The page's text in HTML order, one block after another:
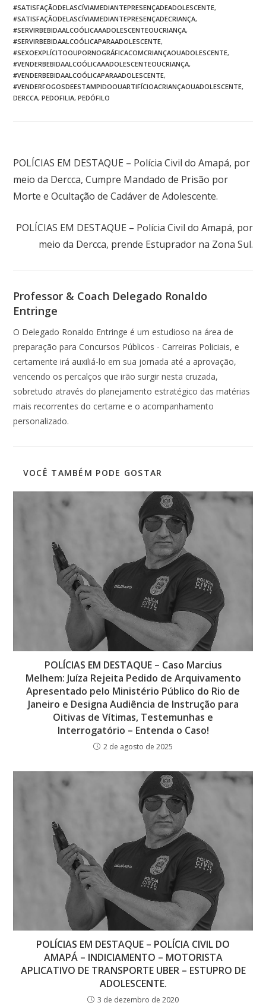
#SATISFAÇÃODELASCÍVIAMEDIANTEPRESENÇADEADOLESCENTE,
#SATISFAÇÃODELASCÍVIAMEDIANTEPRESENÇADECRIANÇA,
#SERVIRBEBIDAALCOÓLICAAADOLESCENTEOUCRIANÇA,
#SERVIRBEBIDAALCOÓLICAPARAADOLESCENTE,
#SEXOEXPLÍCITOOUPORNOGRÁFICACOMCRIANÇAOUADOLESCENTE,
#VENDERBEBIDAALCOÓLICAAADOLESCENTEOUCRIANÇA,
#VENDERBEBIDAALCOÓLICAPARAADOLESCENTE,
#VENDERFOGOSDEESTAMPIDOOUARTIFÍCIOACRIANÇAOUADOLESCENTE,
DERCCA, PEDOFILIA, PEDÓFILO
POLÍCIAS EM DESTAQUE – Polícia Civil do Amapá, por
meio da Dercca, Cumpre Mandado de Prisão por
Morte e Ocultação de Cadáver de Adolescente.
POLÍCIAS EM DESTAQUE – Polícia Civil do Amapá, por
meio da Dercca, prende Estuprador na Zona Sul.
Professor & Coach Delegado Ronaldo
Entringe
O Delegado Ronaldo Entringe é um estudioso na área de
preparação para Concursos Públicos - Carreiras Policiais, e
certamente irá auxiliá-lo em sua jornada até a aprovação,
vencendo os percalços que irão surgir nesta cruzada,
sobretudo através do planejamento estratégico das matérias
mais recorrentes do certame e o acompanhamento
personalizado.
VOCÊ TAMBÉM PODE GOSTAR
POLÍCIAS EM DESTAQUE – Caso Marcius
Melhem: Juíza Rejeita Pedido de Arquivamento
Apresentado pelo Ministério Público do Rio de
Janeiro e Designa Audiência de Instrução para
Oitivas de Vítimas, Testemunhas e
Interrogatório – Entenda o Caso!
2 de agosto de 2025
POLÍCIAS EM DESTAQUE – POLÍCIA CIVIL DO
AMAPÁ – INDICIAMENTO – MOTORISTA
APLICATIVO DE TRANSPORTE UBER – ESTUPRO DE
ADOLESCENTE.
3 de dezembro de 2020